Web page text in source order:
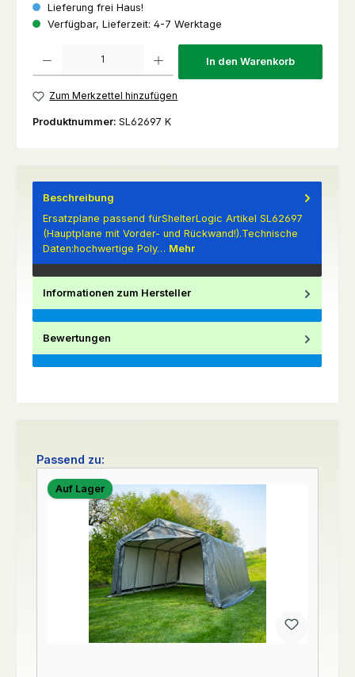
Lieferung frei Haus!
Verfügbar, Lieferzeit: 4-7 Werktage
Produkt Anzahl: Gib den gewünschten Wert ein oder benutze die
In den Warenkorb
Zum Merkzettel hinzufügen
Produktnummer: SL62697 K
Beschreibung
Ersatzplane passend fürShelterLogic Artikel SL62697
(Hauptplane mit Vorder- und Rückwand!).Technische
Daten:hochwertige Poly… Mehr
Informationen zum Hersteller
Bewertungen
Produktgalerie überspringen
Passend zu:
Auf Lager